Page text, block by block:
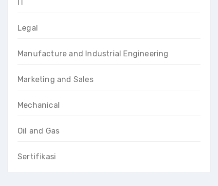
IT
Legal
Manufacture and Industrial Engineering
Marketing and Sales
Mechanical
Oil and Gas
Sertifikasi